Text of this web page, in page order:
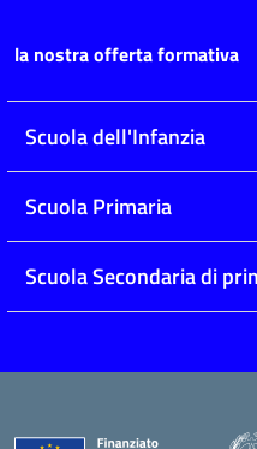
la nostra offerta formativa
Scuola dell'Infanzia
Scuola Primaria
Scuola Secondaria di